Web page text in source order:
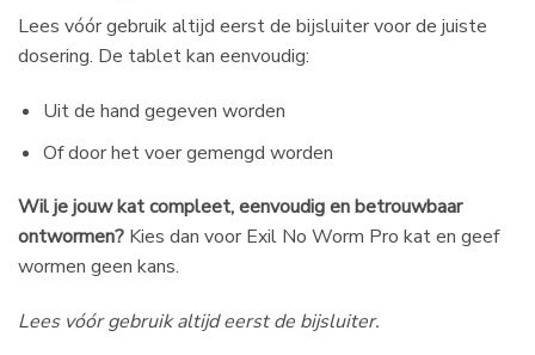
Lees vóór gebruik altijd eerst de bijsluiter voor de juiste
dosering. De tablet kan eenvoudig:
Uit de hand gegeven worden
Of door het voer gemengd worden
Wil je jouw kat compleet, eenvoudig en betrouwbaar
ontwormen? Kies dan voor Exil No Worm Pro kat en geef
wormen geen kans.
Lees vóór gebruik altijd eerst de bijsluiter.